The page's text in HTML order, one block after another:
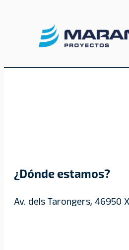
contenido
¿Dónde estamos?
Av. dels Tarongers, 46950